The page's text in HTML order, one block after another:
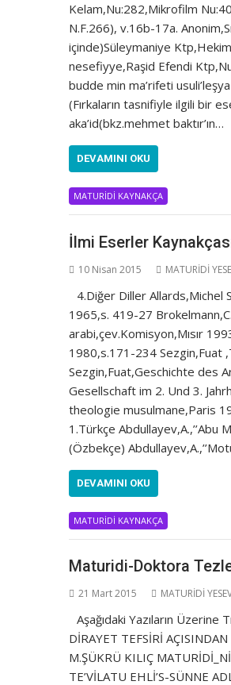
Kelam,Nu:282,Mikrofilm
N.F.266), v.16b-17a.
içinde)Süleymaniye
nesefiyye,Raşid Efendi
budde min ma’rifeti
(Fırkaların tasnifiyle ilgili bir
aka’id(bkz.mehmet baktır’ın…
DEVAMINI OKU
MATURİDİ KAYNAKÇA
İlmi Eserler
10 Nisan 2015 MATURİDİ
4.Diğer Diller Allards,Michel
1965,s. 419-27
arabi,çev.Komisyon,Mısır
1980,s.171-234 Sezgin,Fuat
Sezgin,Fuat,Geschichte des
Gesellschaft im 2. Und 3.
theologie musulmane,Paris
1.Türkçe
(Özbekçe)
DEVAMINI OKU
MATURİDİ KAYNAKÇA
Maturidi-Doktora
21 Mart 2015 MATURİDİ
Aşağıdaki Yazıların
DİRAYET TEFSİRİ
M.ŞÜKRÜ KILIÇ
TE’VİLATU EHLİ’S-SÜNNE